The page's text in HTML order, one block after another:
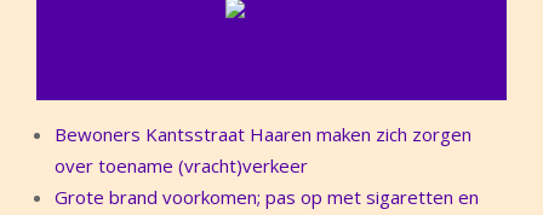
Bewoners Kantsstraat Haaren maken zich zorgen
over toename (vracht)verkeer
Grote brand voorkomen; pas op met sigaretten en